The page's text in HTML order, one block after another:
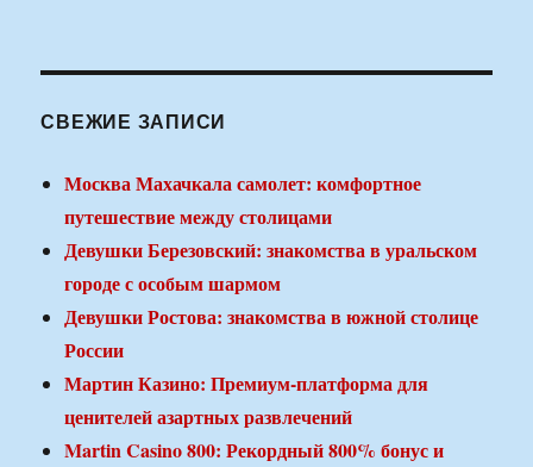
СВЕЖИЕ ЗАПИСИ
Москва Махачкала самолет: комфортное
путешествие между столицами
Девушки Березовский: знакомства в уральском
городе с особым шармом
Девушки Ростова: знакомства в южной столице
России
Мартин Казино: Премиум-платформа для
ценителей азартных развлечений
Martin Casino 800: Рекордный 800% бонус и